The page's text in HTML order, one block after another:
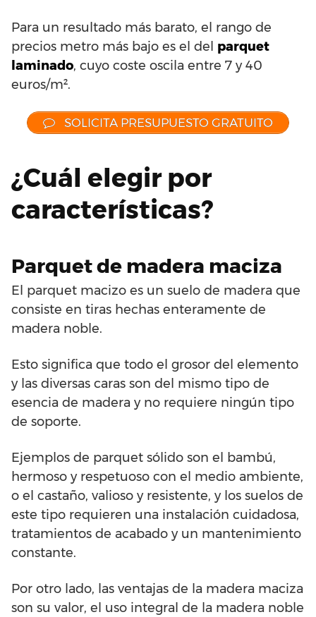
Para un resultado más barato, el rango de
precios metro más bajo es el del parquet
laminado, cuyo coste oscila entre 7 y 40
euros/m².
SOLICITA PRESUPUESTO GRATUITO
¿Cuál elegir por
características?
Parquet de madera maciza
El parquet macizo es un suelo de madera que
consiste en tiras hechas enteramente de
madera noble.
Esto significa que todo el grosor del elemento
y las diversas caras son del mismo tipo de
esencia de madera y no requiere ningún tipo
de soporte.
Ejemplos de parquet sólido son el bambú,
hermoso y respetuoso con el medio ambiente,
o el castaño, valioso y resistente, y los suelos de
este tipo requieren una instalación cuidadosa,
tratamientos de acabado y un mantenimiento
constante.
Por otro lado, las ventajas de la madera maciza
son su valor, el uso integral de la madera noble